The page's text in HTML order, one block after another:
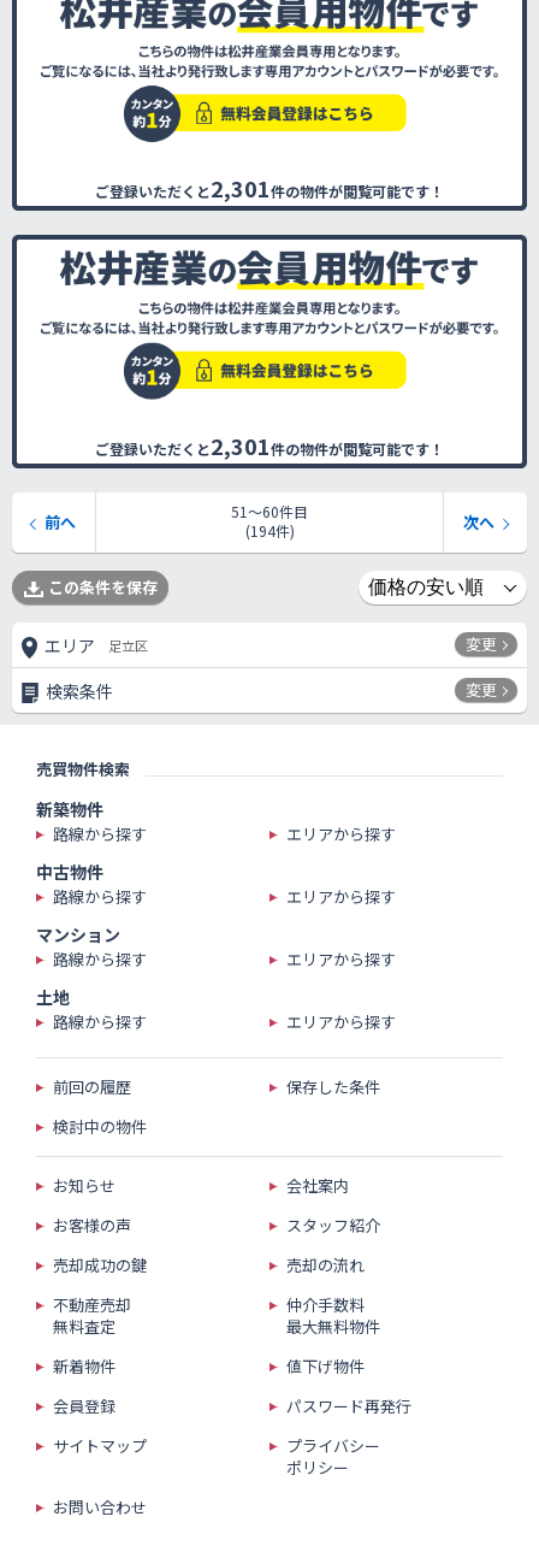
ご登録いただくと2,301件の物件が閲覧可能です！
ご登録いただくと2,301件の物件が閲覧可能です！
51〜60件目
(194件)
前へ 次へ
この条件を保存
エリア 足立区 変更
検索条件 変更
売買物件検索
新築物件
路線から探す エリアから探す
中古物件
路線から探す エリアから探す
マンション
路線から探す エリアから探す
土地
路線から探す エリアから探す
前回の履歴
保存した条件
検討中の物件
お知らせ
会社案内
お客様の声
スタッフ紹介
売却成功の鍵
売却の流れ
不動産売却
無料査定
仲介手数料
最大無料物件
新着物件
値下げ物件
会員登録
パスワード再発行
サイトマップ
プライバシー
ポリシー
お問い合わせ